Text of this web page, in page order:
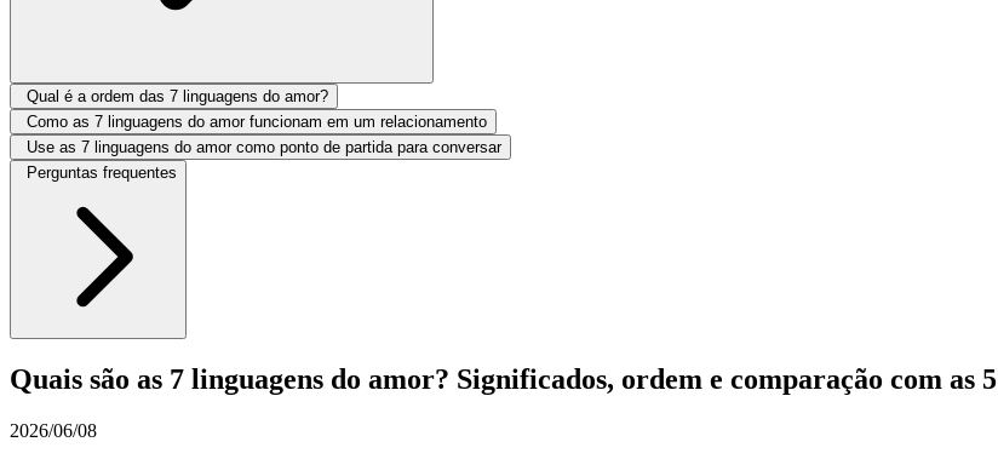
Qual é a ordem das 7 linguagens do amor?
Como as 7 linguagens do amor funcionam em um relacionamento
Use as 7 linguagens do amor como ponto de partida para conversar
Perguntas frequentes
Quais são as 7 linguagens do amor? Significados, ordem e comparação com as 5
2026/06/08